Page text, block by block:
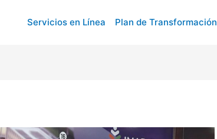
Servicios en Línea Plan de Transformación